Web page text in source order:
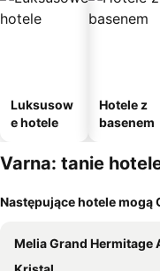
Luksusow
e hotele
Hotele z
basenem
Varna: tanie
Następujące hotele mogą
Melia Grand Hermitage All